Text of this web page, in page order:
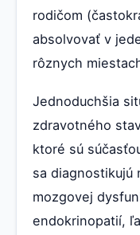
rodičom
absolvovať v
rôznych
Jednoduchšia
zdravotného
ktoré sú
sa diagnostikujú
mozgovej
endokrinopatií,